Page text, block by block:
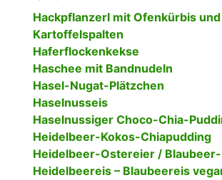
Hackpflanzerl mit Ofenkürbis und
Kartoffelspalten
Haferflockenkekse
Haschee mit Bandnudeln
Hasel-Nugat-Plätzchen
Haselnusseis
Haselnussiger Choco-Chia-
Heidelbeer-Kokos-Chiapudding
Heidelbeer-Ostereier /
Heidelbeereis – Blaubeereis